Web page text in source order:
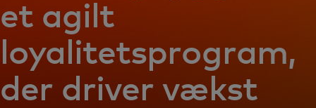
Til innovatører
Nyheder og trends
et agilt
loyalitetsprogram,
der driver vækst